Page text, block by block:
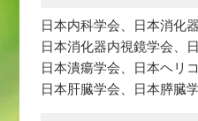
日本内科学会、日本消化
日本消化器内視鏡学会、
日本潰瘍学会、日本ヘリ
日本肝臓学会、日本膵臓